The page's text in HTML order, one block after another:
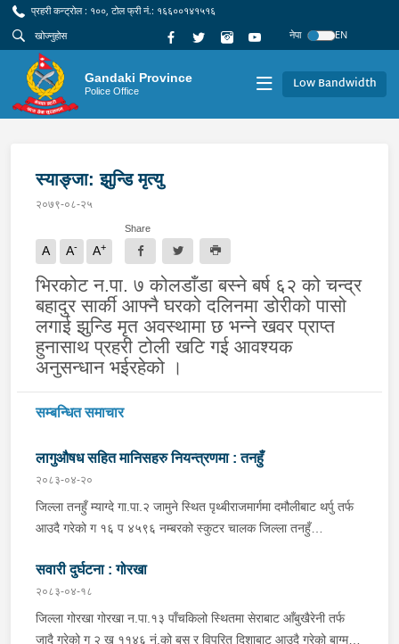
प्रहरी कन्ट्रोल : १००, टोल फ्री नं.: १६६००१४१५१६
नेपा
EN
Gandaki Province
Police Office Low Bandwidth
स्याङ्जा: झुन्डि मृत्यु
२०७९-०८-२५
A A- A+
Share
भिरकोट न.पा. ७ कोलडाँडा बस्ने बर्ष ६२ को चन्द्र
बहादुर सार्की आफ्नै घरको दलिनमा डोरीको पासो
लगाई झुन्डि मृत अवस्थामा छ भन्ने खवर प्राप्त
हुनासाथ प्रहरी टोली खटि गई आवश्यक
अनुसन्धान भईरहेको ।
सम्बन्धित समाचार
लागुऔषध सहित मानिसहरु नियन्त्रणमा : तनहुँ
२०८३-०४-२०
जिल्ला तनहुँ म्याग्दे गा.पा.२ जामुने स्थित पृथ्बीराजमार्गमा दमौलीबाट थर्पु तर्फ
आउदै गरेको ग १६ प ४५९६ नम्बरको स्कुटर चालक जिल्ला तनहुँ
ऐ.५ बस्ने बर्ष ३४ को नरजंग राना स्कुटर रोकी सर्भिस लेनमा बसीरहेको
अबस्थामा थर्पुबाट खटिएको प्रहरी टोलिले शंकास्पद लागि चेकजाँच गर्ने
क्रममा निज अमन पौडेलको साथबाट र स्कुटरको डिक्की भित्रबाट गरी
प्रतिबन्धित लागुऔषध फेनारागन ११ एम्पुल, डाइजेपाम ११ एम्पुल, नुर्फिन ११
सवारी दुर्घटना : गोरखा
२०८३-०४-१८
जिल्ला गोरखा गोरखा न.पा.१३ पाँचकिलो स्थितमा सेराबाट आँबुखैरेनी तर्फ
जादै गरेको ग २ ख ११४६ नं.को बस र विपरित दिशाबाट आउदै गरेको बाग्मती